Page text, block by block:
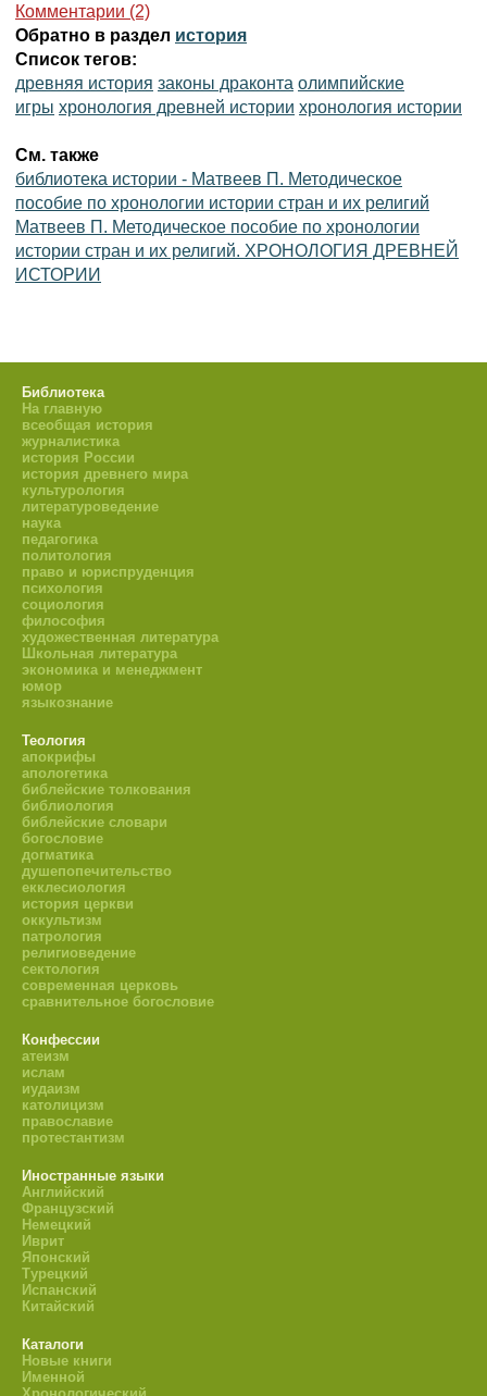
Комментарии (2)
Обратно в раздел история
Список тегов:
древняя история законы драконта олимпийские
игры хронология древней истории хронология истории
См. также
библиотека истории - Матвеев П. Методическое
пособие по хронологии истории стран и их религий
Матвеев П. Методическое пособие по хронологии
истории стран и их религий. ХРОНОЛОГИЯ ДРЕВНЕЙ
ИСТОРИИ
Библиотека
На главную
всеобщая история
журналистика
история России
история древнего мира
культурология
литературоведение
наука
педагогика
политология
право и юриспруденция
психология
социология
философия
художественная литература
Школьная литература
экономика и менеджмент
юмор
языкознание
Теология
апокрифы
апологетика
библейские толкования
библиология
библейские словари
богословие
догматика
душепопечительство
екклесиология
история церкви
оккультизм
патрология
религиоведение
сектология
современная церковь
сравнительное богословие
Конфессии
атеизм
ислам
иудаизм
католицизм
православие
протестантизм
Иностранные языки
Английский
Французский
Немецкий
Иврит
Японский
Турецкий
Испанский
Китайский
Каталоги
Новые книги
Именной